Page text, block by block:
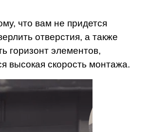
что вам не придется
отверстия, а также
горизонт элементов,
высокая скорость монтажа.